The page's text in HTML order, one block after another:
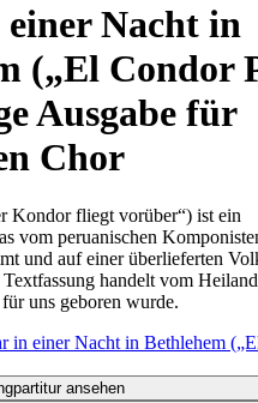
Nacht in
(„El Condor
Ausgabe für
Chor
Kondor fliegt vorüber“) ist ein
vom peruanischen
und auf einer überlieferten
handelt vom
uns geboren wurde.
ansehen